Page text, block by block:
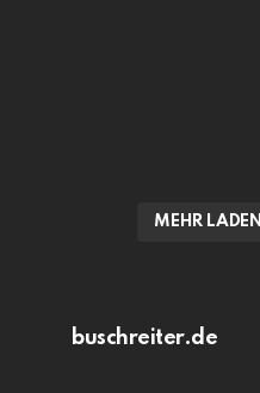
MEHR LADEN
buschreiter.de